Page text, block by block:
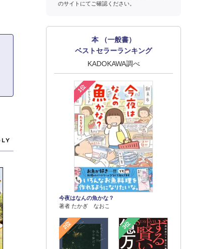
のサイトにてご確認ください。
本 （一般書）
ベストセラーランキング
KADOKAWA調べ
1位
今夜はなんの魚かな？
著者 たかぎ なおこ
2位 3位